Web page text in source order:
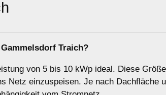
Traich?
von 5 bis 10 kWp ideal. Diese
Netz einzuspeisen. Je nach Dachfläche